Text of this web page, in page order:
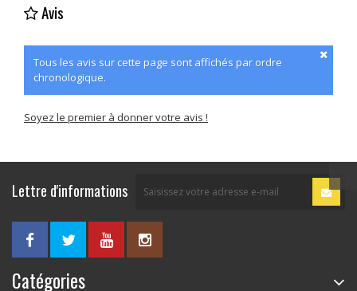
Avis
Tous les avis sur cette page sont affichés par ordre
chronologique.
Soyez le premier à donner votre avis !
Lettre d'informations
Catégories